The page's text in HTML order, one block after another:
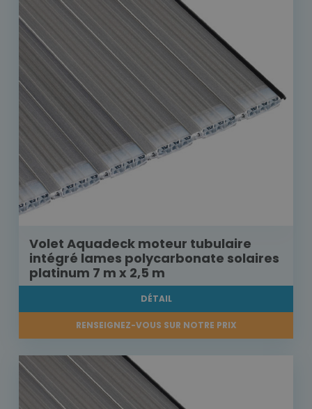
Volet Aquadeck moteur tubulaire
intégré lames polycarbonate solaires
platinum 7 m x 2,5 m
DÉTAIL
RENSEIGNEZ-VOUS SUR NOTRE PRIX